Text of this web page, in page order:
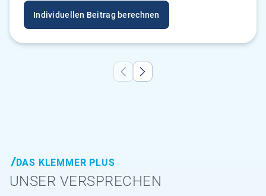
Individuellen Beitrag berechnen
DAS KLEMMER PLUS
UNSER VERSPRECHEN